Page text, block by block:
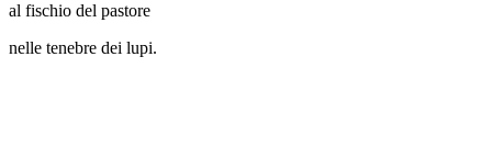
al fischio del pastore
nelle tenebre dei lupi.